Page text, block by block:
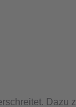
Dazu